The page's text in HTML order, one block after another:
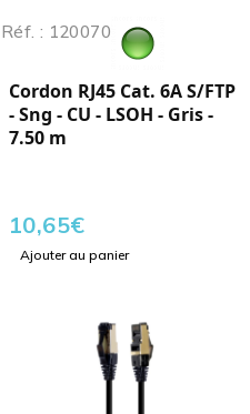
Réf. : 120070
Cordon RJ45 Cat. 6A S/FTP
- Sng - CU - LSOH - Gris -
7.50 m
10,65€
Ajouter au panier